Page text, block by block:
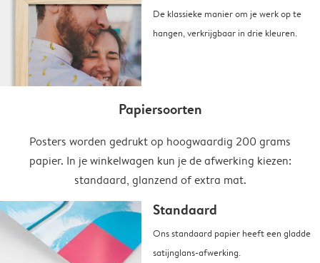
De klassieke manier om je werk op te
hangen, verkrijgbaar in drie kleuren.
Papiersoorten
Posters worden gedrukt op hoogwaardig 200 grams
papier. In je winkelwagen kun je de afwerking kiezen:
standaard, glanzend of extra mat.
Standaard
Ons standaard papier heeft een gladde
satijnglans-afwerking.